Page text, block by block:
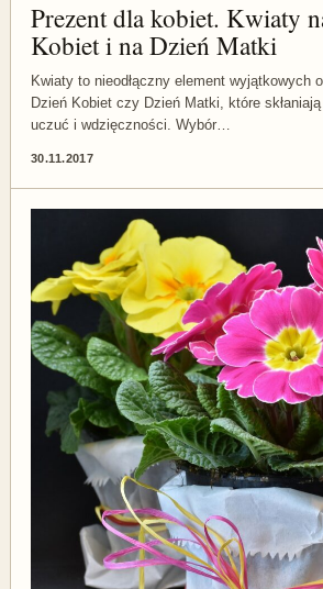
Prezent dla kobiet. Kwiaty
Kobiet i na Dzień Matki
Kwiaty to nieodłączny element wyjątkowych
Dzień Kobiet czy Dzień Matki, które
uczuć i wdzięczności. Wybór…
30.11.2017